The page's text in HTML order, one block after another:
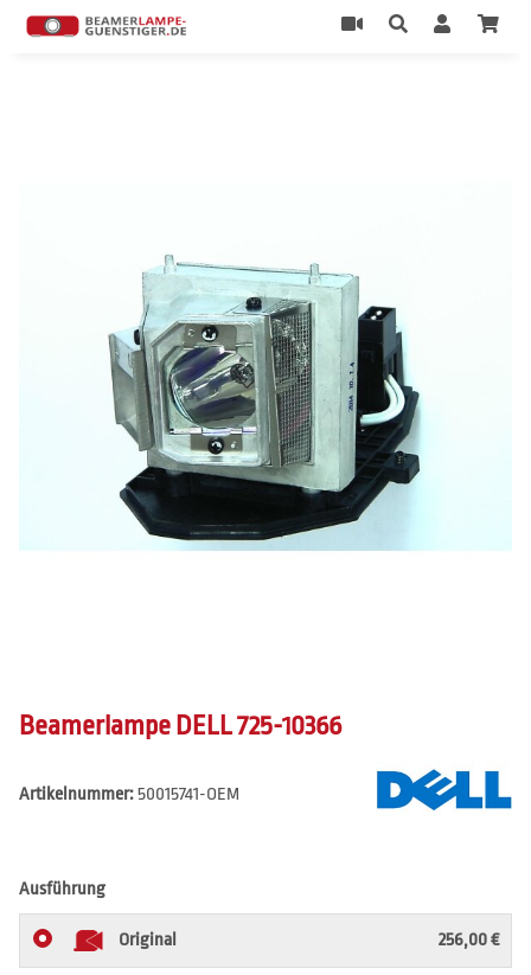
Beamerlampe DELL 725-10366
Artikelnummer:50015741-OEM
Ausführung
Original 256,00 €